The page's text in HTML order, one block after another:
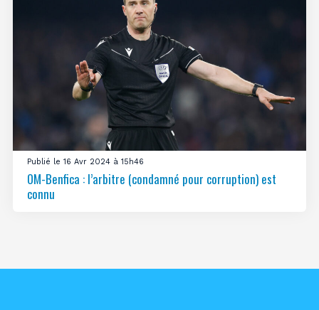
Publié le 16 Avr 2024 à 15h46
OM-Benfica : l’arbitre (condamné pour corruption) est
connu